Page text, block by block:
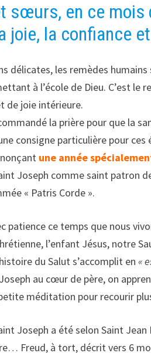
sœurs, en ce mois
joie, la confiance
délicates, les remèdes
à l’école de Dieu. C’est le
de joie intérieure.
la prière pour que la
consigne particulière pour
une année
Joseph comme saint patron
« Patris Corde ».
patience ce temps que nous
l’enfant Jésus, notre
du Salut s’accomplit en«
au cœur de père, on
méditation pour recourir
Joseph a été selon Saint
Freud, à tort, décrit vers 6